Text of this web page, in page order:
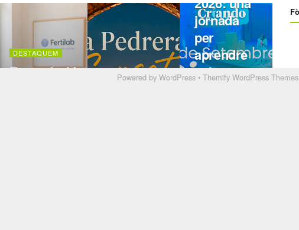
Powered by WordPress• Themify WordPress Themes